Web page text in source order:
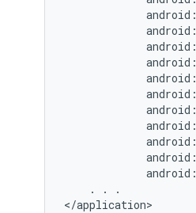
android:
android:
android:
android:
android:
android:
android:
android:
android:
android:
android:
.
.
.
</application>